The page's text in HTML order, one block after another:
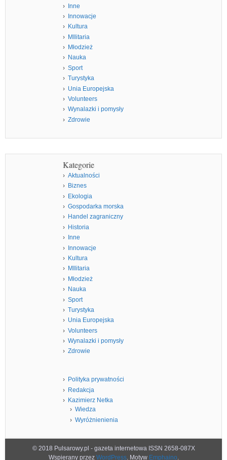
Inne
Innowacje
Kultura
MIlitaria
Młodzież
Nauka
Sport
Turystyka
Unia Europejska
Volunteers
Wynalazki i pomysły
Zdrowie
Kategorie
Aktualności
Biznes
Ekologia
Gospodarka morska
Handel zagraniczny
Historia
Inne
Innowacje
Kultura
MIlitaria
Młodzież
Nauka
Sport
Turystyka
Unia Europejska
Volunteers
Wynalazki i pomysły
Zdrowie
Polityka prywatności
Redakcja
Kazimierz Netka
Wiedza
Wyróżnienienia
© 2018 Pulsarowy.pl - gazeta internetowa ISSN 2658-087X
Wspierany przez WordPress. Motyw Emphaino